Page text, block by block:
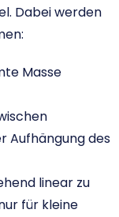
Dabei werden
Masse
Aufhängung des
linear zu
für kleine